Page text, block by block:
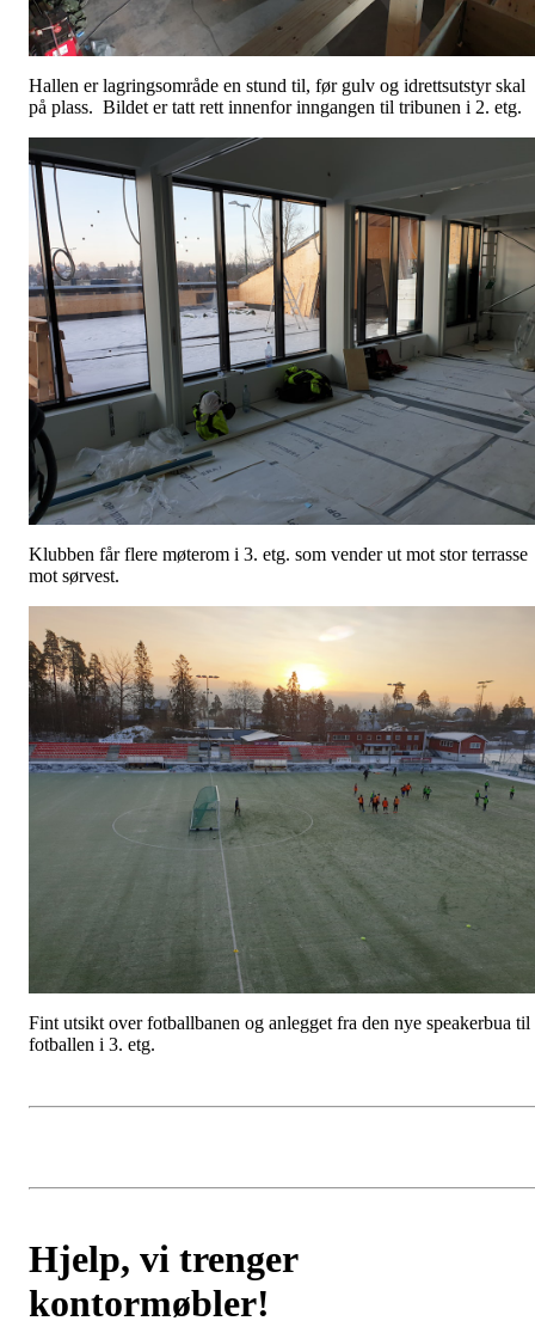
Hallen er lagringsområde en stund til, før gulv og idrettsutstyr skal
på plass. Bildet er tatt rett innenfor inngangen til tribunen i 2. etg.
Klubben får flere møterom i 3. etg. som vender ut mot stor terrasse
mot sørvest.
Fint utsikt over fotballbanen og anlegget fra den nye speakerbua til
fotballen i 3. etg.
Hjelp, vi trenger
kontormøbler!